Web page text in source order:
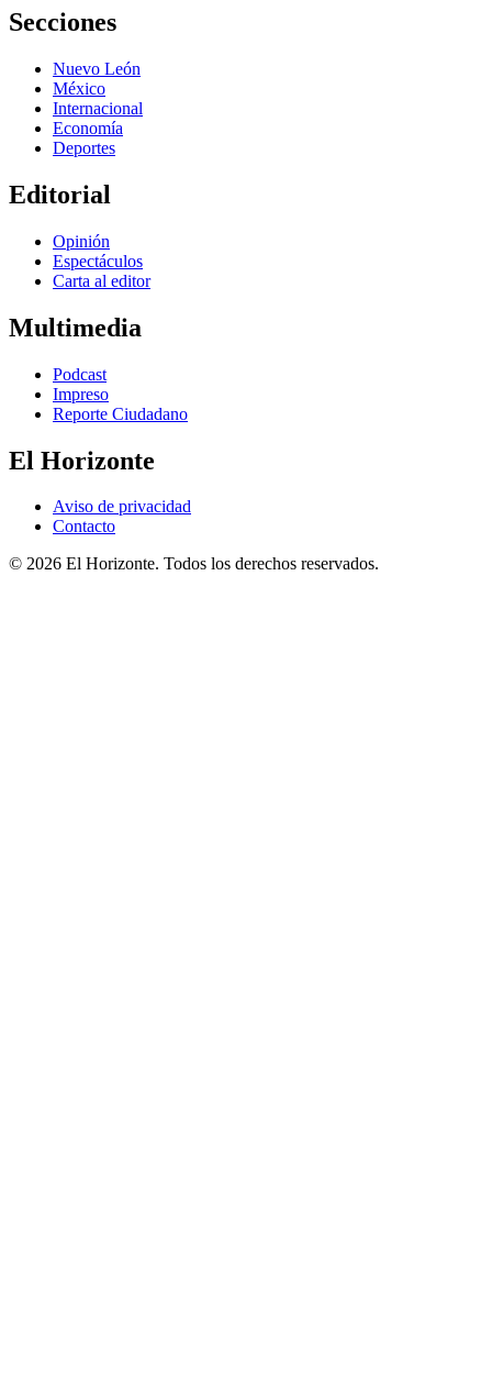
Secciones
Nuevo León
México
Internacional
Economía
Deportes
Editorial
Opinión
Espectáculos
Carta al editor
Multimedia
Podcast
Impreso
Reporte Ciudadano
El Horizonte
Aviso de privacidad
Contacto
© 2026 El Horizonte. Todos los derechos reservados.